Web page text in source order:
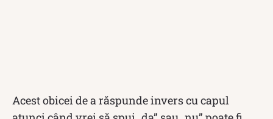
Acest obicei de a răspunde invers cu capul